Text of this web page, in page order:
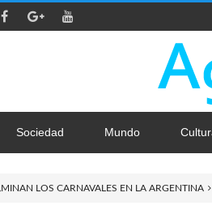
Sociedad Mundo
LOS CARNAVALES EN LA ARGENTINA